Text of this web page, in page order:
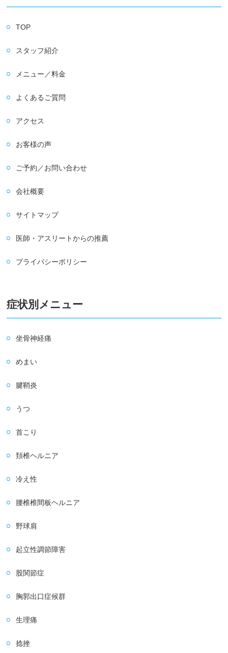
TOP
スタッフ紹介
メニュー／料金
よくあるご質問
アクセス
お客様の声
ご予約／お問い合わせ
会社概要
サイトマップ
医師・アスリートからの推薦
プライバシーポリシー
症状別メニュー
坐骨神経痛
めまい
腱鞘炎
うつ
首こり
頚椎ヘルニア
冷え性
腰椎椎間板ヘルニア
野球肩
起立性調節障害
股関節症
胸郭出口症候群
生理痛
捻挫